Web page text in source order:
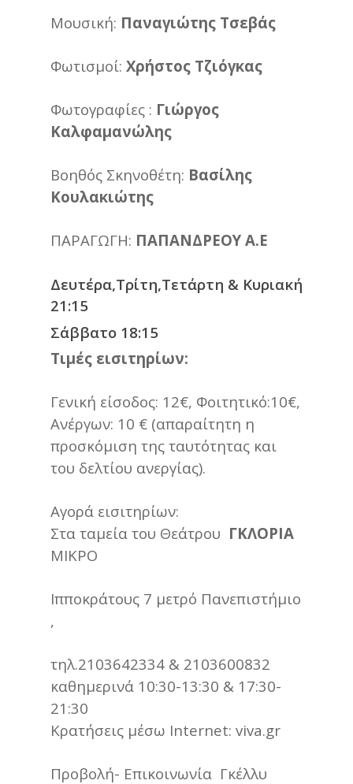
Μουσική: Παναγιώτης Τσεβάς
Φωτισμοί: Χρήστος Τζιόγκας
Φωτογραφίες : Γιώργος
Καλφαμανώλης
Βοηθός Σκηνοθέτη: Bασίλης
Κουλακιώτης
ΠΑΡΑΓΩΓΗ: ΠΑΠΑΝΔΡΕΟΥ Α.Ε
Δευτέρα,Τρίτη,Τετάρτη & Κυριακή
21:15
Σάββατο 18:15
Τιμές εισιτηρίων:
Γενική είσοδος: 12€, Φοιτητικό:10€,
Ανέργων: 10 € (απαραίτητη η
προσκόμιση της ταυτότητας και
του δελτίου ανεργίας).
Αγορά εισιτηρίων:
Στα ταμεία του Θεάτρου ΓΚΛΟΡΙΑ
ΜΙΚΡΟ
Ιπποκράτους 7 μετρό Πανεπιστήμιο
,
τηλ.2103642334 & 2103600832
καθημερινά 10:30-13:30 & 17:30-
21:30
Κρατήσεις μέσω Internet: viva.gr
Προβολή- Επικοινωνία Γκέλλυ